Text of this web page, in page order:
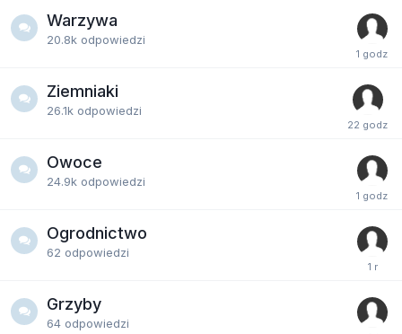
Warzywa
20.8k odpowiedzi
Ziemniaki
26.1k odpowiedzi
Owoce
24.9k odpowiedzi
Ogrodnictwo
62 odpowiedzi
Grzyby
64 odpowiedzi